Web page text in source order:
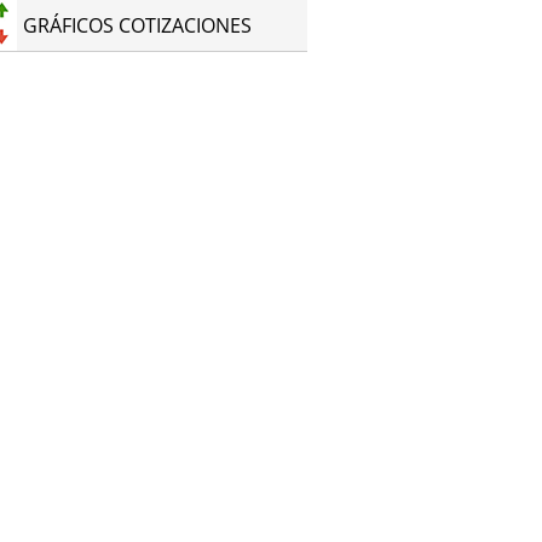
GRÁFICOS COTIZACIONES